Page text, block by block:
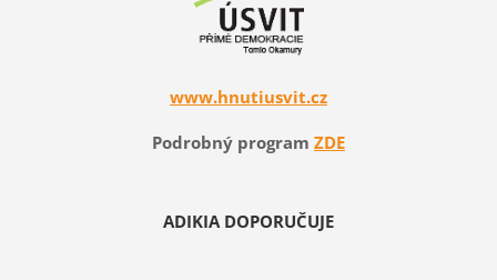
www.hnutiusvit.cz
Podrobný program ZDE
ADIKIA DOPORUČUJE